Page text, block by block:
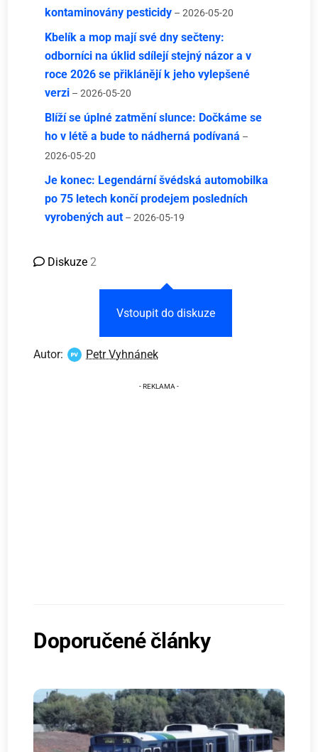
kontaminovány pesticidy – 2026-05-20
Kbelík a mop mají své dny sečteny:
odborníci na úklid sdílejí stejný názor a v
roce 2026 se přiklánějí k jeho vylepšené
verzi – 2026-05-20
Blíží se úplné zatmění slunce: Dočkáme se
ho v létě a bude to nádherná podívaná –
2026-05-20
Je konec: Legendární švédská automobilka
po 75 letech končí prodejem posledních
vyrobených aut – 2026-05-19
Diskuze2
Vstoupit do diskuze
Autor: Petr Vyhnánek
Doporučené články